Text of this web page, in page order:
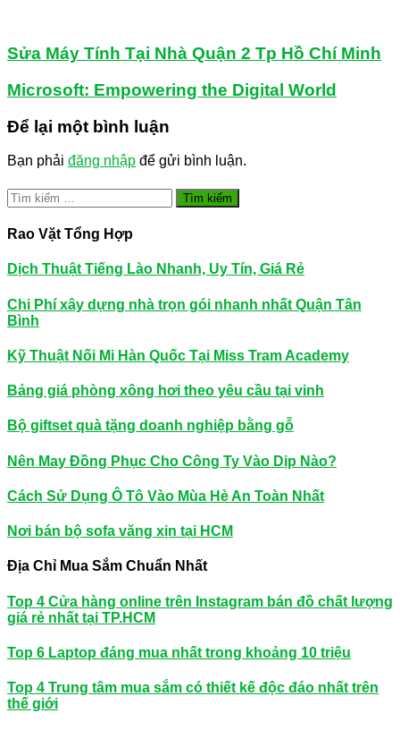
Sửa Máy Tính Tại Nhà Quận 2 Tp Hồ Chí Minh
Microsoft: Empowering the Digital World
Để lại một bình luận
Bạn phải đăng nhập để gửi bình luận.
Tìm
kiếm
cho:
Rao Vặt Tổng Hợp
Dịch Thuật Tiếng Lào Nhanh, Uy Tín, Giá Rẻ
Chi Phí xây dựng nhà trọn gói nhanh nhất Quận Tân
Bình
Kỹ Thuật Nối Mi Hàn Quốc Tại Miss Tram Academy
Bảng giá phòng xông hơi theo yêu cầu tại vinh
Bộ giftset quà tặng doanh nghiệp bằng gỗ
Nên May Đồng Phục Cho Công Ty Vào Dịp Nào?
Cách Sử Dụng Ô Tô Vào Mùa Hè An Toàn Nhất
Nơi bán bộ sofa văng xịn tại HCM
Địa Chỉ Mua Sắm Chuẩn Nhất
Top 4 Cửa hàng online trên Instagram bán đồ chất lượng
giá rẻ nhất tại TP.HCM
Top 6 Laptop đáng mua nhất trong khoảng 10 triệu
Top 4 Trung tâm mua sắm có thiết kế độc đáo nhất trên
thế giới